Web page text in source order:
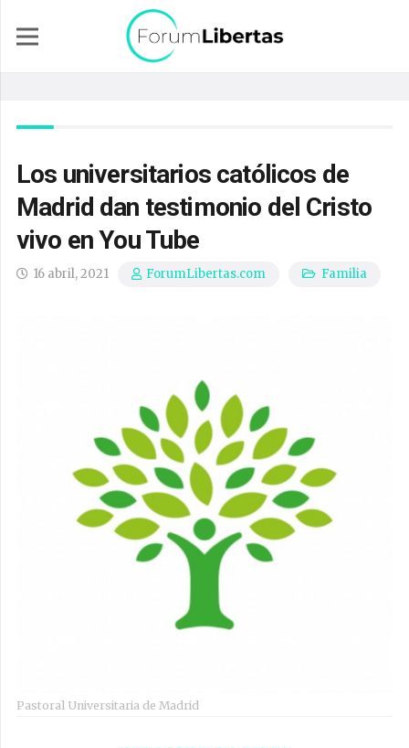
Los universitarios católicos de
Madrid dan testimonio del Cristo
vivo en You Tube
16 abril, 2021 ForumLibertas.com Familia
Pastoral Universitaria de Madrid